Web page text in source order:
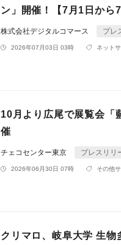
ン」開催！【7月1日から7
株式会社デジタルコマース プレ
2026年07月03日 03時 ネット
10月より広尾で展覧会「
催
チェコセンター東京 プレスリリ
2026年06月30日 07時 その他
クリマロ、岐阜大学 生